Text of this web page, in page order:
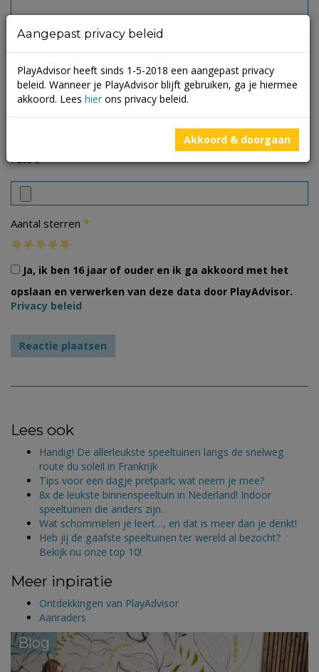
Foto's
Aantal sterren *
Ja, ik ben 16 jaar of ouder en ik ga akkoord met het
opslaan en verwerken van deze data door PlayAdvisor.
Privacy beleid
Lees ook
Handig! De allerleukste speeltuinen langs de snelweg
route du soleil in Frankrijk
Tips voor een dagje pretpark; wat neem je mee?
8x de leukste binnenspeeltuin in Nederland! Indoor
speeltuinen die anders zijn.
Wat schommelen je leert…, en dat is meer dan je denkt!
Heb jij de gaafste speeltuinen ter wereld al bezocht?
Bekijk nu onze top 10!
Meer inpiratie
Ontdekkingen van PlayAdvisor
Aanraders
Blog
Aangepast privacy beleid
PlayAdvisor heeft sinds 1-5-2018 een aangepast privacy
beleid. Wanneer je PlayAdvisor blijft gebruiken, ga je hiermee
akkoord. Lees hier ons privacy beleid.
Akkoord & doorgaan